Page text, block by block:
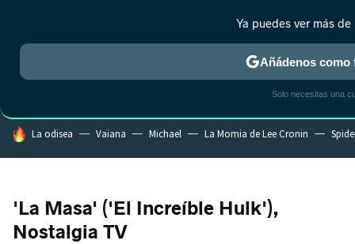
MENÚ NUEVO
RANKINGS CINE
HOY SE HABLA DE
La odisea Vaiana Michael La Momia de Lee Cronin
'La Masa' ('El Increíble Hulk'),
Nostalgia TV
Ya puedes ver más
Añádenos como
Solo necesitas una